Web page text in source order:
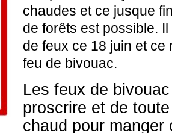
chaudes et ce jusque
de forêts est possible.
de feux ce 18 juin et ce
feu de bivouac.
Les feux de
proscrire et de
chaud pour manger